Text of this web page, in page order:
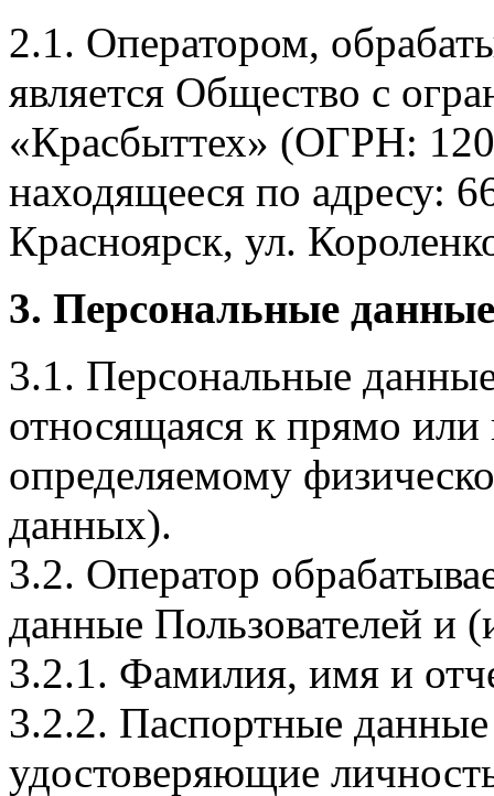
2.1. Оператором,
является Общество с
«Красбыттех» (ОГРН:
находящееся по адресу:
Красноярск, ул.
3. Персональные
3.1. Персональные
относящаяся к прямо
определяемому
данных).
3.2. Оператор
данные Пользователей и
3.2.1. Фамилия, имя и
3.2.2. Паспортные
удостоверяющие